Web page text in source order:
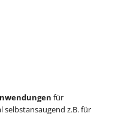
für
z.B. für